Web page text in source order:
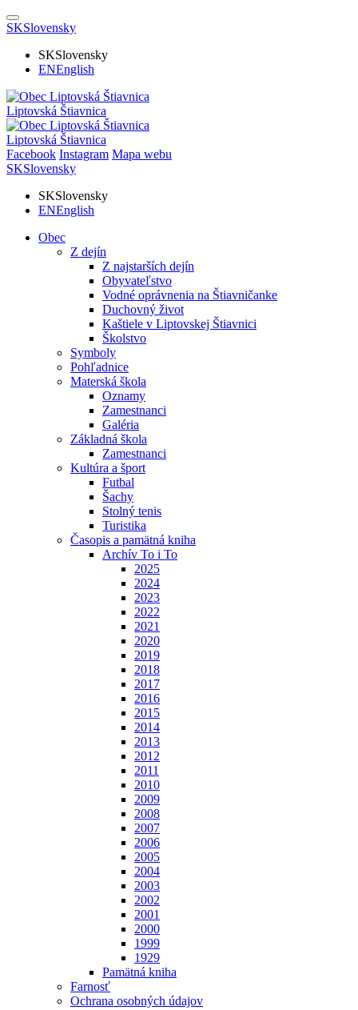
SKSlovensky
SKSlovensky
ENEnglish
Liptovská Štiavnica
Liptovská Štiavnica
Facebook Instagram Mapa webu
SKSlovensky
SKSlovensky
ENEnglish
Obec
Z dejín
Z najstarších dejín
Obyvateľstvo
Vodné oprávnenia na Štiavničanke
Duchovný život
Kaštiele v Liptovskej Štiavnici
Školstvo
Symboly
Pohľadnice
Materská škola
Oznamy
Zamestnanci
Galéria
Základná škola
Zamestnanci
Kultúra a šport
Futbal
Šachy
Stolný tenis
Turistika
Časopis a pamätná kniha
Archív To i To
2025
2024
2023
2022
2021
2020
2019
2018
2017
2016
2015
2014
2013
2012
2011
2010
2009
2008
2007
2006
2005
2004
2003
2002
2001
2000
1999
1929
Pamätná kniha
Farnosť
Ochrana osobných údajov